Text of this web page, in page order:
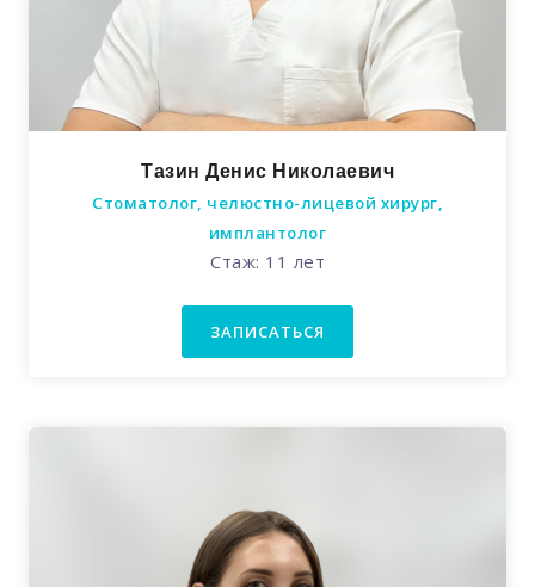
Тазин Денис Николаевич
Стоматолог, челюстно-лицевой хирург,
имплантолог
Стаж: 11 лет
ЗАПИСАТЬСЯ